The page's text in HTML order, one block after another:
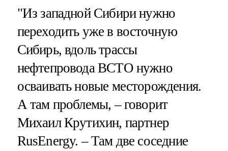
"Из западной Сибири нужно
переходить уже в восточную
Сибирь, вдоль трассы
нефтепровода ВСТО нужно
осваивать новые месторождения.
А там проблемы, – говорит
Михаил Крутихин, партнер
RusEnergy. – Там две соседние